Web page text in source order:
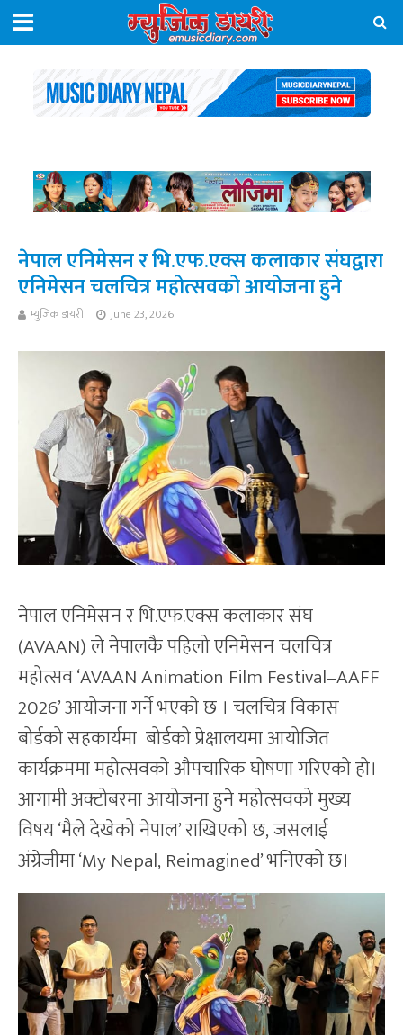
नेपाल एनिमेसन र भि.एफ.एक्स कलाकार संघद्वारा
एनिमेसन चलचित्र महोत्सवको आयोजना हुने
म्युजिक डायरी June 23, 2026
नेपाल एनिमेसन र भि.एफ.एक्स कलाकार संघ
(AVAAN) ले नेपालकै पहिलो एनिमेसन चलचित्र
महोत्सव ‘AVAAN Animation Film Festival–AAFF
2026’ आयोजना गर्ने भएको छ । चलचित्र विकास
बोर्डको सहकार्यमा बोर्डको प्रेक्षालयमा आयोजित
कार्यक्रममा महोत्सवको औपचारिक घोषणा गरिएको हो।
आगामी अक्टोबरमा आयोजना हुने महोत्सवको मुख्य
विषय ‘मैले देखेको नेपाल’ राखिएको छ, जसलाई
अंग्रेजीमा ‘My Nepal, Reimagined’ भनिएको छ।